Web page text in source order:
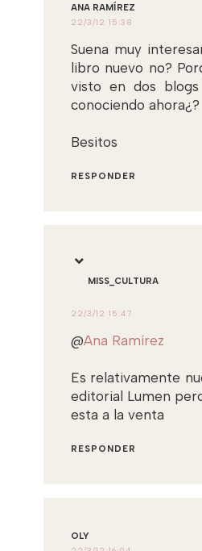
ANA RAMÍREZ
22/3/12 15:38
Suena muy
libro nuevo no?
visto en dos
conociendo ahora¿?
Besitos
RESPONDER
MISS_CULTURA
22/3/12 15:47
@Ana Ramírez
Es relativamente
editorial Lumen
esta a la venta
RESPONDER
OLY